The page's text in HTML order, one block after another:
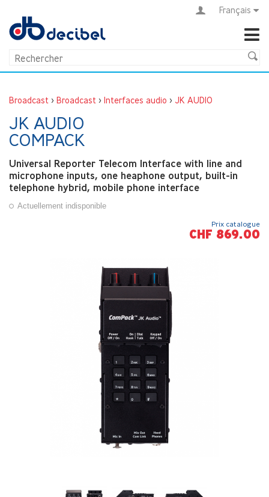
Français
Broadcast > Broadcast > Interfaces audio > JK AUDIO
JK AUDIO
COMPACK
Universal Reporter Telecom Interface with line and
microphone inputs, one heaphone output, built-in
telephone hybrid, mobile phone interface
Actuellement indisponible
Prix catalogue
CHF 869.00